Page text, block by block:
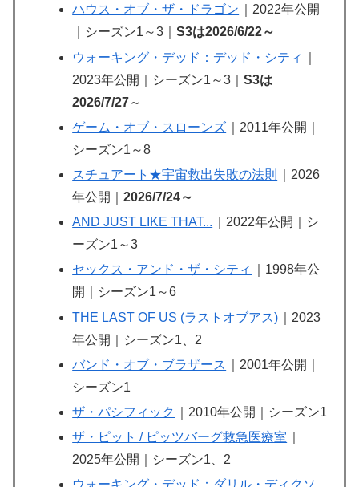
ハウス・オブ・ザ・ドラゴン
｜2022年公開
｜シーズン1～3｜S3は2026/6/22～
ウォーキング・デッド：デッド・シティ
2023年公開｜シーズン1～3｜S3は
2026/7/27～
ゲーム・オブ・スローンズ ｜2011年公開｜
シーズン1～8
スチュアート★宇宙救出失敗の法則
｜2026
年公開｜2026/7/24～
AND JUST LIKE THAT...
｜2022年公開｜シ
ーズン1～3
セックス・アンド・ザ・シティ
｜1998年公
開｜シーズン1～6
THE LAST OF US (ラストオブアス) ｜2023
年公開｜シーズン1、2
バンド・オブ・ブラザース
｜2001年公開｜
シーズン1
ザ・パシフィック
｜2010年公開｜シーズン1
ザ・ピット / ピッツバーグ救急医療室
2025年公開｜シーズン1、2